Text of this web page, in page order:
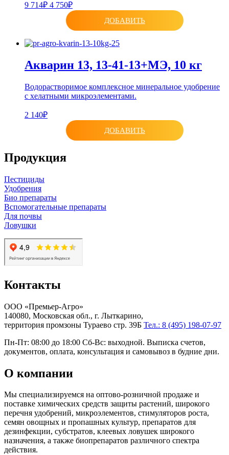
9 714₽ 4 750₽
ДОБАВИТЬ
Акварин 13, 13-41-13+МЭ, 10 кг
Водорастворимое комплексное минеральное удобрение
с хелатными микроэлементами.
2 140₽
ДОБАВИТЬ
Продукция
Пестициды
Удобрения
Био препараты
Вспомогательные препараты
Для почвы
Ловушки
Контакты
ООО «Премьер-Агро»
140080, Московская обл., г. Лыткарино,
территория промзоны Тураево стр. 39Б Тел.: 8 (495) 198-07-97
Пн-Пт: 08:00 до 18:00 Сб-Вс: выходной. Выписка счетов,
документов, оплата, консультация и самовывоз в будние дни.
О компании
Мы специализируемся на оптово-розничной продаже и
поставке химических средств защиты растений, широкого
перечня удобрений, микроэлементов, стимуляторов роста,
семян овощных и пропашных культур, препаратов для
дезинфекции, субстратов, клеевых ловушек широкого
назначения, а также биопрепаратов различного спектра
действия.